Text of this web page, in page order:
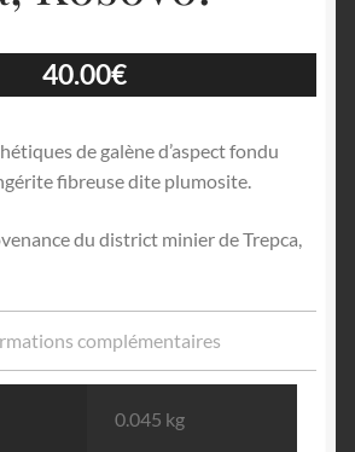
40.00€
de galène d’aspect fondu
fibreuse dite plumosite.
du district minier de Trepca,
complémentaires
0.045 kg